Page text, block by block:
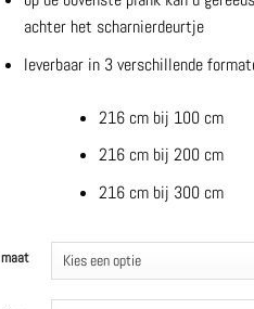
achter het scharnierdeurtje
leverbaar in 3 verschillende
216 cm bij 100 cm
216 cm bij 200 cm
216 cm bij 300 cm
maat